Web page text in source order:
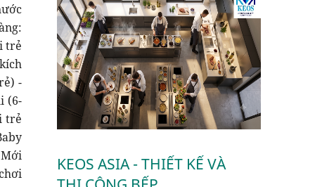
MHA- All Might (Đồ chơi hoạt hình Fk)... (mã hs pop anime mha/ hs code pop anime m) - Mã HS 95030021: ASST: POP TV: The Office (Đồ chơi hình người FK)... (mã hs asst pop tv t/ hs code asst pop tv) - Mã HS 95030021: POP: Pajama Party- W2- POP 4 (Đồ chơi hoạt hình Fk)... (mã hs pop pajama par/ hs code pop pajama) - Mã HS 95030021: POP Disney: Jewel Cave- POP 1 (Đồ chơi hình người FK)... (mã hs pop disney jew/ hs code pop disney) - Mã HS
KEOS ASIA - THIẾT KẾ VÀ